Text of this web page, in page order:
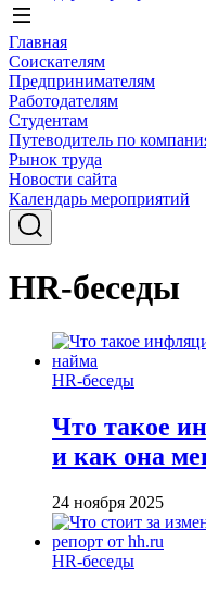
Главная
Соискателям
Предпринимателям
Работодателям
Студентам
Путеводитель по
Рынок труда
Новости сайта
Календарь мероприятий
HR-беседы
HR-беседы
Что такое
и как она
24 ноября 2025
HR-беседы